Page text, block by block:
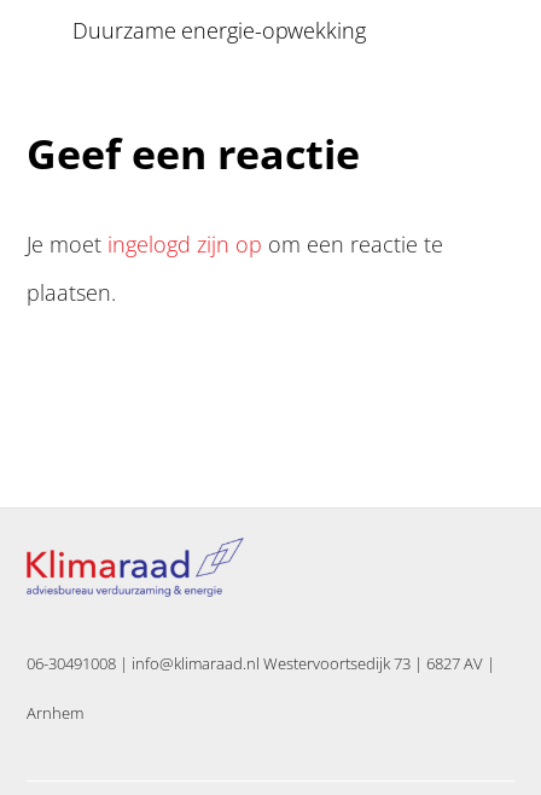
Duurzame energie-opwekking
Geef een reactie
Je moet ingelogd zijn op om een reactie te
plaatsen.
06-30491008 | info@klimaraad.nl Westervoortsedijk 73 | 6827 AV |
Arnhem